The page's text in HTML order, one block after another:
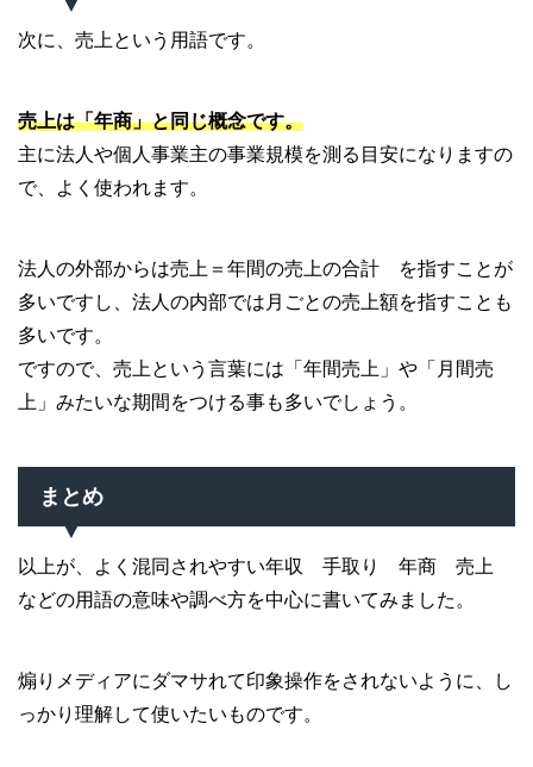
次に、売上という用語です。
売上は「年商」と同じ概念です。
主に法人や個人事業主の事業規模を測る目安になりますの
で、よく使われます。
法人の外部からは売上＝年間の売上の合計 を指すことが
多いですし、法人の内部では月ごとの売上額を指すことも
多いです。
ですので、売上という言葉には「年間売上」や「月間売
上」みたいな期間をつける事も多いでしょう。
まとめ
以上が、よく混同されやすい年収 手取り 年商 売上
などの用語の意味や調べ方を中心に書いてみました。
煽りメディアにダマサれて印象操作をされないように、し
っかり理解して使いたいものです。